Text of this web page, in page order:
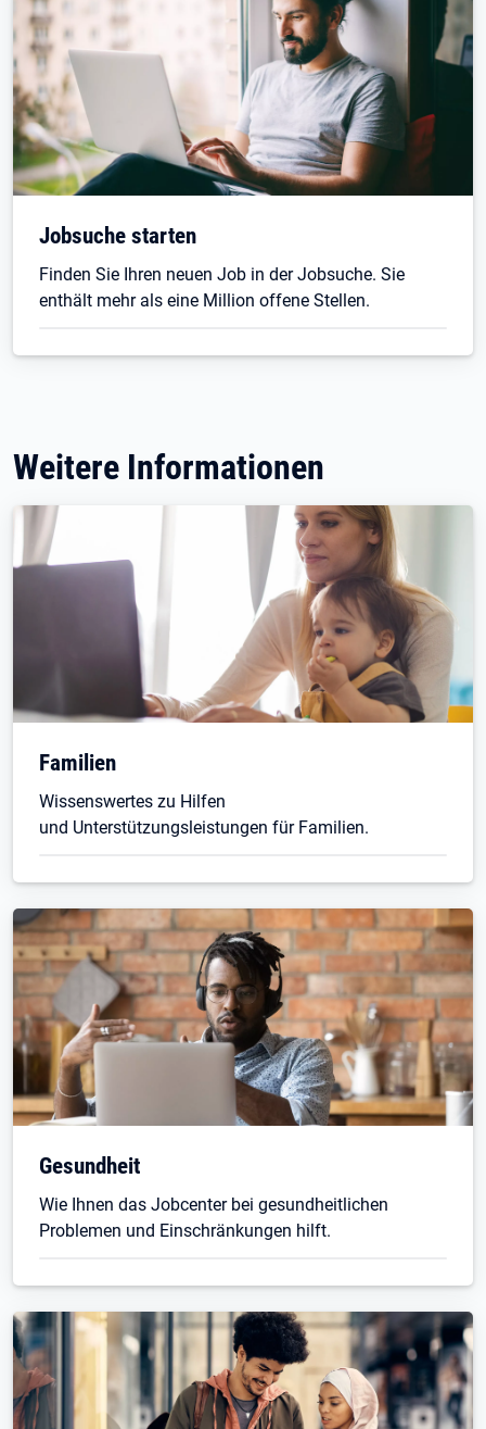
Jobsuche starten
Finden Sie Ihren neuen Job in der Jobsuche. Sie
enthält mehr als eine Million offene Stellen.
Weitere Informationen
Familien
Wissenswertes zu Hilfen
und Unterstützungsleistungen für Familien.
Gesundheit
Wie Ihnen das Jobcenter bei gesundheitlichen
Problemen und Einschränkungen hilft.